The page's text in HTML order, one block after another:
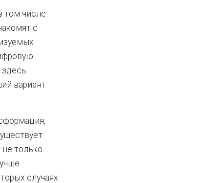
том числе
с
вариант
только
случаях